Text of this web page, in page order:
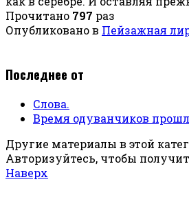
Прочитано 797 раз
Опубликовано в Пейзажная
Последнее от
Слова.
Время одуванчиков
Другие материалы в этой
Авторизуйтесь, чтобы
Наверх